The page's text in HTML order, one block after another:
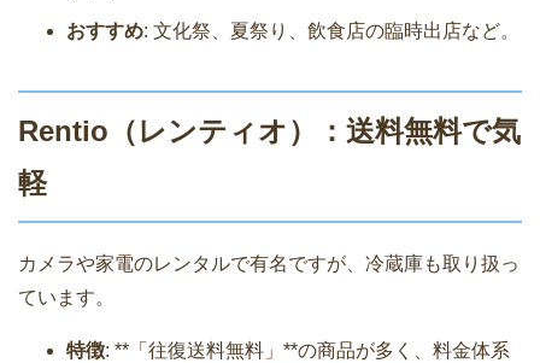
おすすめ: 文化祭、夏祭り、飲食店の臨時出店など。
Rentio（レンティオ）：送料無料で気
軽
カメラや家電のレンタルで有名ですが、冷蔵庫も取り扱っ
ています。
特徴: **「往復送料無料」**の商品が多く、料金体系